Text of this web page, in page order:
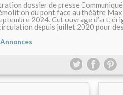
dossier de presse
du pont face au théâtre
2024. Cet ouvrage d’art,
depuis juillet 2020 pour